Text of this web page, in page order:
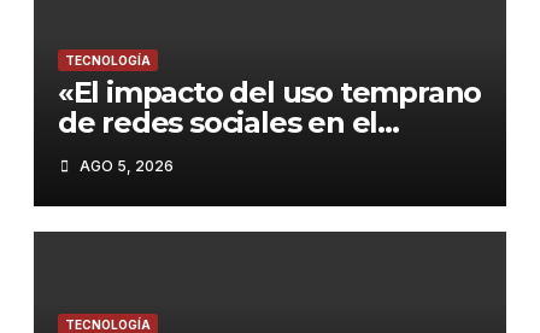
TECNOLOGÍA
«El impacto del uso temprano
de redes sociales en el
rendimiento académico de
los adolescentes»
AGO 5, 2026
TECNOLOGÍA